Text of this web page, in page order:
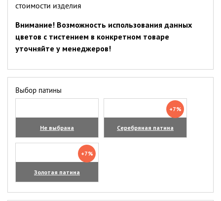
стоимости изделия
Внимание! Возможность использования данных
цветов с тистением в конкретном товаре
уточняйте у менеджеров!
Выбор патины
Не выбрана Серебряная патина
+7%
Золотая патина
+7%